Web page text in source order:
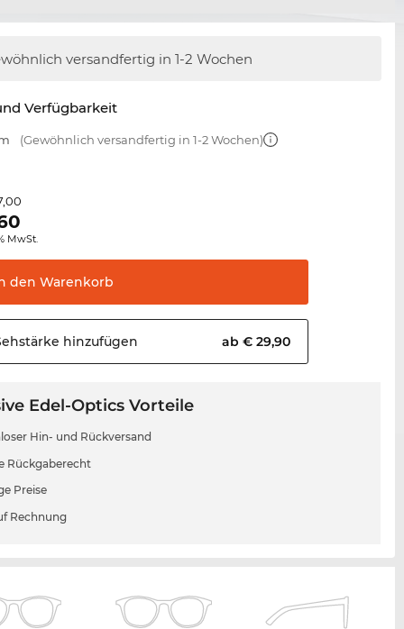
versandfertig in 1-2 Wochen
Verfügbarkeit
(Gewöhnlich versandfertig in 1-2 Wochen)
MwSt.
den Warenkorb
hinzufügen ab € 29,90
Edel-Optics Vorteile
Hin- und Rückversand
Rückgaberecht
Preise
Rechnung